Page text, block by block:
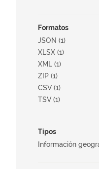
Formatos
JSON (1)
XLSX (1)
XML (1)
ZIP (1)
CSV (1)
TSV (1)
Tipos
Información